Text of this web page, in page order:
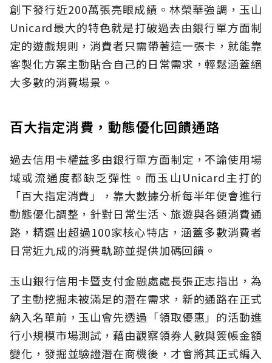
創下發行近200萬張亮眼成績。林榮華強調，玉山
Unicard最大的特色就是打破過去由銀行單方面制
定的遊戲規則，消費者只需帶著這一張卡，就能靠
客製化方案主動貼合自己的日常需求，輕鬆涵蓋絕
大多數的消費場景。
百大指定消費，動態優化回饋通路
過去信用卡權益多由銀行單方面制定，不論使用場
域或流通度都缺乏彈性。而玉山Unicard主打的
「百大指定消費」，靠大數據分析每半年便會進行
動態優化調整，針對日常生活、旅遊與各類消費通
路，精選出超過100家核心特店，涵蓋多數消費者
日常近九成的消費軌跡並提供加碼回饋。
玉山銀行信用卡暨支付金融處處長張正志指出，為
了主動挖掘未被滿足的潛在需求，新的通路在正式
納入名單前，玉山會先透過「領取優惠」的活動進
行小規模市場測試，藉由觀察領券人數與簽帳金額
變化，發掘並驗證潛在商機後，才會將其正式編入